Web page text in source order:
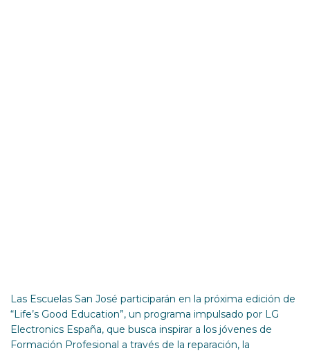
Las Escuelas San José participarán en la próxima edición de
“Life’s Good Education”, un programa impulsado por LG
Electronics España, que busca inspirar a los jóvenes de
Formación Profesional a través de la reparación, la